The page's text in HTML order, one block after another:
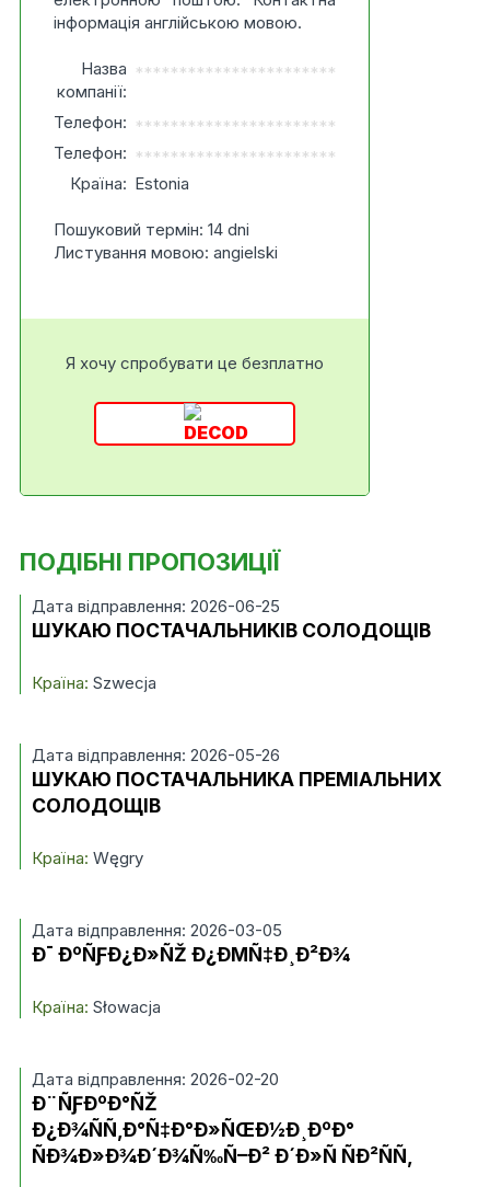
інформація англійською мовою.
Назва
компанії:
***********************
Телефон: ***********************
Телефон: ***********************
Країна: Estonia
Пошуковий термін: 14 dni
Листування мовою: angielski
Я хочу спробувати це безплатно
ПОДІБНІ ПРОПОЗИЦІЇ
Дата відправлення: 2026-06-25
ШУКАЮ ПОСТАЧАЛЬНИКІВ СОЛОДОЩІВ
Країна: Szwecja
Дата відправлення: 2026-05-26
ШУКАЮ ПОСТАЧАЛЬНИКА ПРЕМІАЛЬНИХ
СОЛОДОЩІВ
Країна: Węgry
Дата відправлення: 2026-03-05
Ð¯ ÐºÑƑÐ¿Ð»ÑŽ Ð¿ÐΜÑ‡Ð¸Ð²Ð¾
Країна: Słowacja
Дата відправлення: 2026-02-20
Ð¨ÑƑÐºÐ°ÑŽ
Ð¿Ð¾ÑÑ‚Ð°Ñ‡Ð°Ð»ÑŒÐ½Ð¸ÐºÐ°
ÑÐ¾Ð»Ð¾Ð´Ð¾Ñ‰Ñ–Ð² Ð´Ð»Ñ ÑÐ²ÑÑ‚